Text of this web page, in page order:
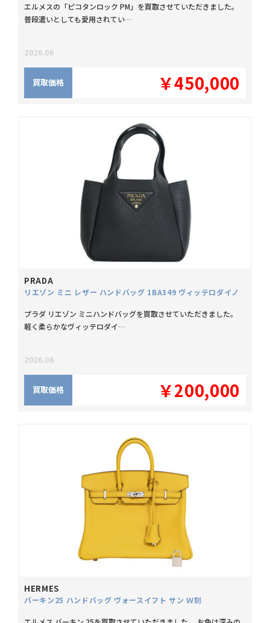
エルメスの「ピコタンロック PM」を買取させていただきました。
普段遣いとしても愛用されてい…
2026.06
買取価格 ￥450,000
PRADA
リエゾン ミニ レザー ハンドバッグ 1BA349 ヴィッテロダイノ
プラダ リエゾン ミニハンドバッグを買取させていただきました。
軽く柔らかなヴィッテロダイ…
2026.06
買取価格 ￥200,000
HERMES
バーキン25 ハンドバッグ ヴォースイフト サン Ｗ刻